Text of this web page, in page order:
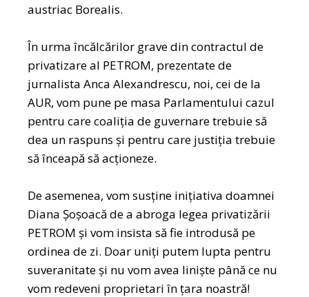
austriac Borealis.
În urma încălcărilor grave din contractul de
privatizare al PETROM, prezentate de
jurnalista Anca Alexandrescu, noi, cei de la
AUR, vom pune pe masa Parlamentului cazul
pentru care coaliția de guvernare trebuie să
dea un raspuns și pentru care justiția trebuie
să înceapă să acționeze.
De asemenea, vom susține inițiativa doamnei
Diana Șoșoacă de a abroga legea privatizării
PETROM și vom insista să fie introdusă pe
ordinea de zi. Doar uniți putem lupta pentru
suveranitate și nu vom avea liniște până ce nu
vom redeveni proprietari în țara noastră!